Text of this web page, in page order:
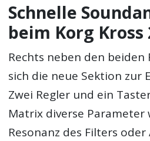
Schnelle
beim Korg Kross
Rechts neben den
sich die neue Sektion zur
Zwei Regler und ein
Matrix diverse Parameter
Resonanz des Filters